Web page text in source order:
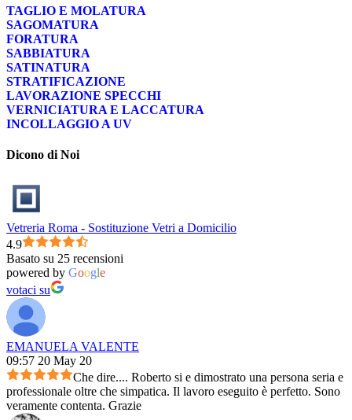
TAGLIO E MOLATURA
SAGOMATURA
FORATURA
SABBIATURA
SATINATURA
STRATIFICAZIONE
LAVORAZIONE SPECCHI
VERNICIATURA E LACCATURA
INCOLLAGGIO A UV
Dicono di Noi
Vetreria Roma - Sostituzione Vetri a Domicilio
4.9
Basato su 25 recensioni
powered by Google
votaci su
EMANUELA VALENTE
09:57 20 May 20
Che dire.... Roberto si e dimostrato una persona seria e
professionale oltre che simpatica. Il lavoro eseguito è perfetto. Sono
veramente contenta. Grazie